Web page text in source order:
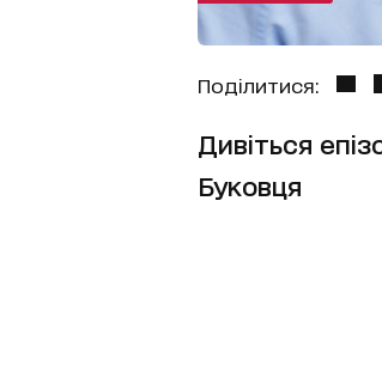
Поділитися:
Дивіться
Буковця